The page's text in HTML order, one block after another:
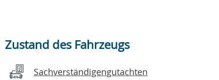
Zustand des Fahrzeugs
Sachverständigengutachten